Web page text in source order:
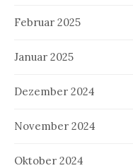
Februar 2025
Januar 2025
Dezember 2024
November 2024
Oktober 2024